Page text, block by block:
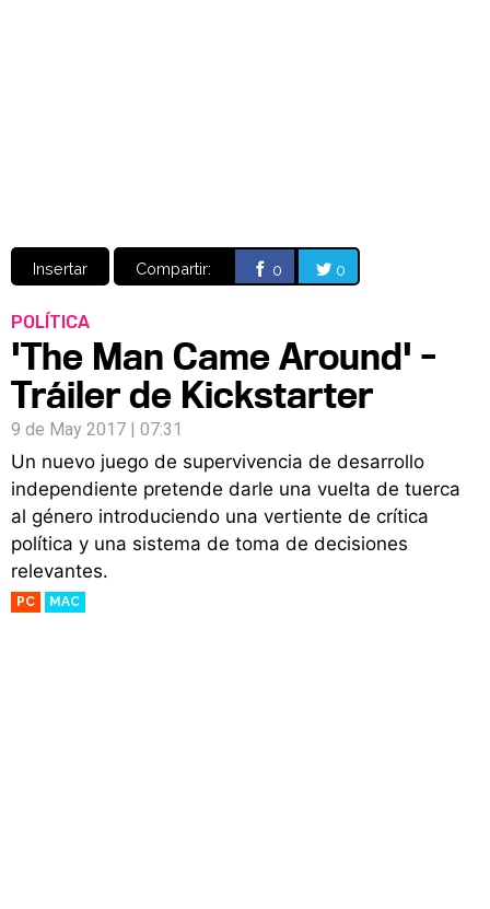
Insertar Compartir: 0 0
POLÍTICA
'The Man Came Around' -
Tráiler de Kickstarter
9 de May 2017 | 07:31
Un nuevo juego de supervivencia de desarrollo
independiente pretende darle una vuelta de tuerca
al género introduciendo una vertiente de crítica
política y una sistema de toma de decisiones
relevantes.
PC MAC